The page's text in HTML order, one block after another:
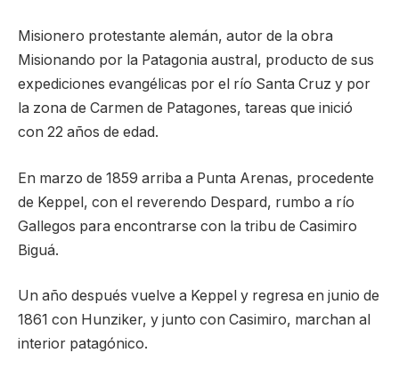
Misionero protestante alemán, autor de la obra
Misionando por la Patagonia austral, producto de sus
expediciones evangélicas por el río Santa Cruz y por
la zona de Carmen de Patagones, tareas que inició
con 22 años de edad.
En marzo de 1859 arriba a Punta Arenas, procedente
de Keppel, con el reverendo Despard, rumbo a río
Gallegos para encontrarse con la tribu de Casimiro
Biguá.
Un año después vuelve a Keppel y regresa en junio de
1861 con Hunziker, y junto con Casimiro, marchan al
interior patagónico.